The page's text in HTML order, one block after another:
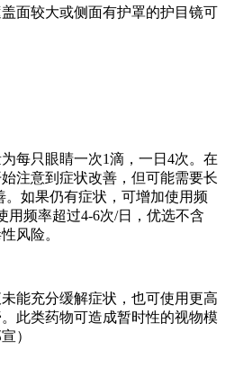
较大或侧面有护罩的护目镜可
只眼睛一次1滴，一日4次。在
注意到症状改善，但可能需要长
。如果仍有症状，可增加使用频
用频率超过4-6次/日，优选不含
风险。
充分缓解症状，也可使用更高
此类药物可造成暂时性的视物模
）